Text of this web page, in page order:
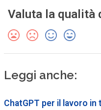
Valuta la qualità
Leggi anche:
ChatGPT per il lavoro